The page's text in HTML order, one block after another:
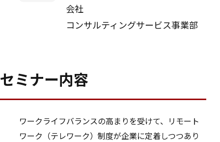
会社
コンサルティングサービス事業部
セミナー内容
ワークライフバランスの高まりを受けて、リモート
ワーク（テレワーク）制度が企業に定着しつつあり